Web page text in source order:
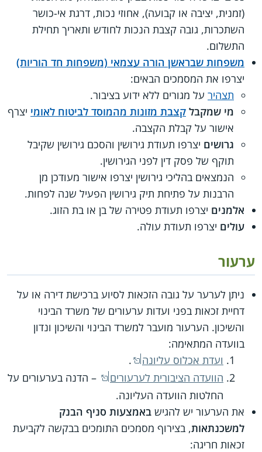
(זמנית, יציבה או קבועה), אחוזי נכות, דרגת אי-כושר
השתכרות, גובה קצבת הנכות לחודש ותאריך תחילת
התשלום.
משפחות שבראשן הורה עצמאי (משפחות חד הוריות)
יצרפו את המסמכים הבאים:
תצהיר על מגורים ללא ידוע בציבור.
מי שמקבל קצבת מזונות מהמוסד לביטוח לאומי יצרף
אישור על קבלת הקצבה.
גרושים יצרפו תעודת גירושין והסכם גירושין שקיבל
תוקף של פסק דין לפני הגירושין.
הנמצאים בהליכי גירושין יצרפו אישור מעודכן מן
הרבנות על פתיחת תיק גירושין הפעיל שנה לפחות.
אלמנים יצרפו תעודת פטירה של בן או בת הזוג.
עולים יצרפו תעודת עולה.
ערעור
ניתן לערער על גובה הזכאות לסיוע ברכישת דירה או על
דחיית זכאות בפני ועדות ערעורים של משרד הבינוי
והשיכון. הערעור מועבר למשרד הבינוי והשיכון ונדון
בוועדה המתאימה:
ועדת אכלוס עליונה
.
הוועדה הציבורית לערעורים
– הדנה בערעורים על
החלטות הוועדה העליונה.
את הערעור יש להגיש באמצעות סניף הבנק
למשכנתאות, בצירוף מסמכים התומכים בבקשה לקביעת
זכאות חריגה: